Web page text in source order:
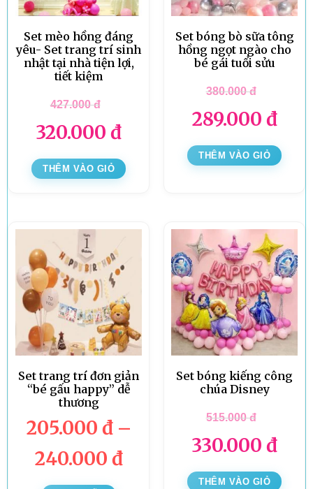
Set mèo hồng đáng
yêu- Set trang trí sinh
nhật tại nhà tiện lợi,
tiết kiệm
427.000đ
320.000 đ
THÊM VÀO GIỎ
Set bóng bò sữa tông
hồng ngọt ngào cho
bé gái tuổi sửu
380.000đ
289.000 đ
THÊM VÀO GIỎ
Set trang trí đơn giản
“bé gấu happy” dễ
thương
205.000 đ–
240.000 đ
Set bóng kiếng công
chúa Disney
515.000đ
330.000 đ
THÊM VÀO GIỎ